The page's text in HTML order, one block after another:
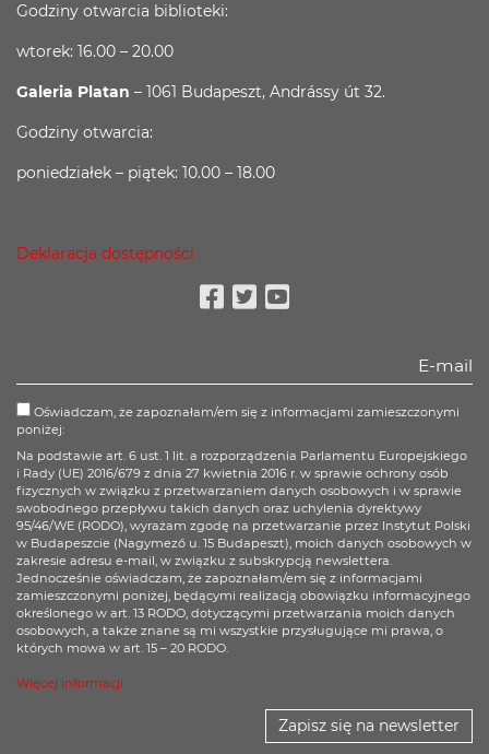
Godziny otwarcia biblioteki:
wtorek: 16.00 – 20.00
Galeria Platan – 1061 Budapeszt, Andrássy út 32.
Godziny otwarcia:
poniedziałek – piątek: 10.00 – 18.00
Deklaracja dostępności
Oświadczam, że zapoznałam/em się z informacjami zamieszczonymi
poniżej:
Na podstawie art. 6 ust. 1 lit. a rozporządzenia Parlamentu Europejskiego
i Rady (UE) 2016/679 z dnia 27 kwietnia 2016 r. w sprawie ochrony osób
fizycznych w związku z przetwarzaniem danych osobowych i w sprawie
swobodnego przepływu takich danych oraz uchylenia dyrektywy
95/46/WE (RODO), wyrażam zgodę na przetwarzanie przez Instytut Polski
w Budapeszcie (Nagymező u. 15 Budapeszt), moich danych osobowych w
zakresie adresu e-mail, w związku z subskrypcją newslettera.
Jednocześnie oświadczam, że zapoznałam/em się z informacjami
zamieszczonymi poniżej, będącymi realizacją obowiązku informacyjnego
określonego w art. 13 RODO, dotyczącymi przetwarzania moich danych
osobowych, a także znane są mi wszystkie przysługujące mi prawa, o
których mowa w art. 15 – 20 RODO.
Więcej informacji
Zapisz się na newsletter